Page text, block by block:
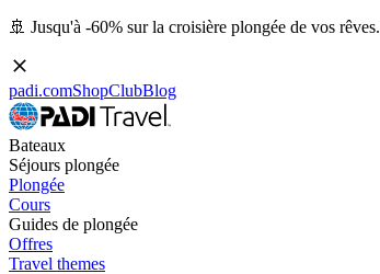
🚢 Jusqu'à -60% sur la croisière plongée de vos rêves.
padi.comShopClubBlog
Bateaux
Séjours plongée
Plongée
Cours
Guides de plongée
Offres
Travel themes